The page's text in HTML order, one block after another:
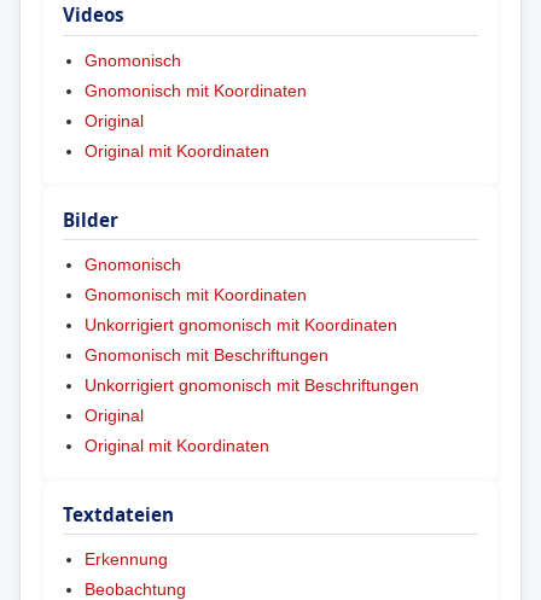
Videos
Gnomonisch
Gnomonisch mit Koordinaten
Original
Original mit Koordinaten
Bilder
Gnomonisch
Gnomonisch mit Koordinaten
Unkorrigiert gnomonisch mit Koordinaten
Gnomonisch mit Beschriftungen
Unkorrigiert gnomonisch mit Beschriftungen
Original
Original mit Koordinaten
Textdateien
Erkennung
Beobachtung